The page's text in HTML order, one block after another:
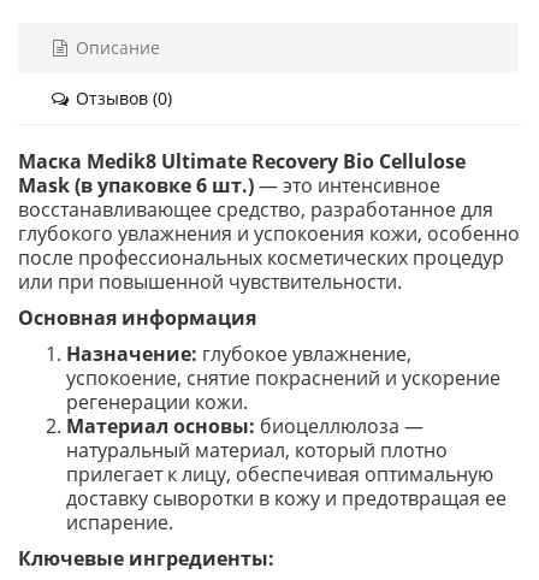
Описание
Отзывов (0)
Маска Medik8 Ultimate Recovery Bio Cellulose
Mask (в упаковке 6 шт.)— это интенсивное
восстанавливающее средство, разработанное для
глубокого увлажнения и успокоения кожи, особенно
после профессиональных косметических процедур
или при повышенной чувствительности.
Основная информация
Назначение: глубокое увлажнение,
успокоение, снятие покраснений и ускорение
регенерации кожи.
Материал основы: биоцеллюлоза —
натуральный материал, который плотно
прилегает к лицу, обеспечивая оптимальную
доставку сыворотки в кожу и предотвращая ее
испарение.
Ключевые ингредиенты: